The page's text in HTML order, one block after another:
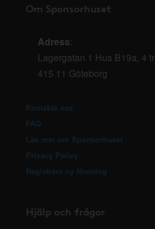
Om Sponsorhuset
Adress:
Lagergatan 1 Hus B19a, 4 tr
415 11 Göteborg
Kontakta oss
FAQ
Läs mer om Sponsorhuset
Privacy Policy
Registrera ny förening
Hjälp och frågor